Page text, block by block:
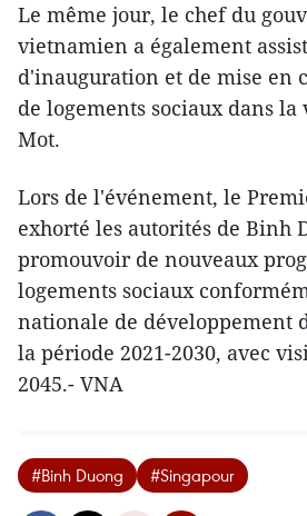
Le même jour, le chef du
vietnamien a également
d'inauguration et de mise en
de logements sociaux dans
Mot.
Lors de l'événement, le
exhorté les autorités de Binh
promouvoir de nouveaux
logements sociaux
nationale de développement
la période 2021-2030, avec
2045.- VNA
#Binh Duong #Singapour